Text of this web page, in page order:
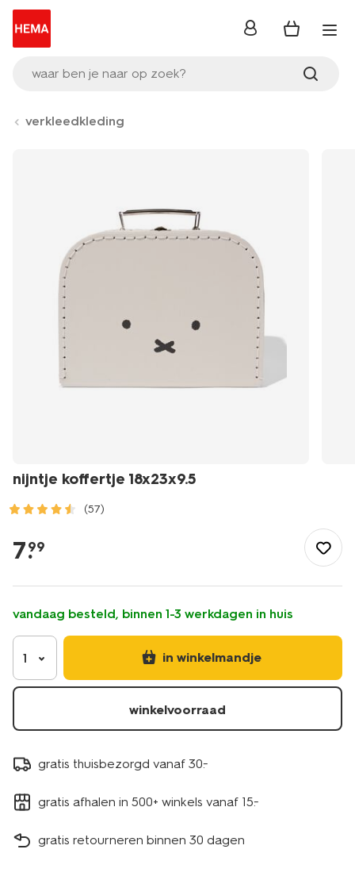
waar ben je naar op zoek?
inloggen
verkleedkleding
nijntje koffertje 18x23x9.5
(57)
hobby/verkleedkleding/nijntje-
koffertje-
14750061.html
7.
99
vandaag besteld, binnen 1-3 werkdagen in huis
1 in winkelmandje
winkelvoorraad
gratis thuisbezorgd vanaf 30.-
gratis afhalen in 500+ winkels vanaf 15.-
gratis retourneren binnen 30 dagen